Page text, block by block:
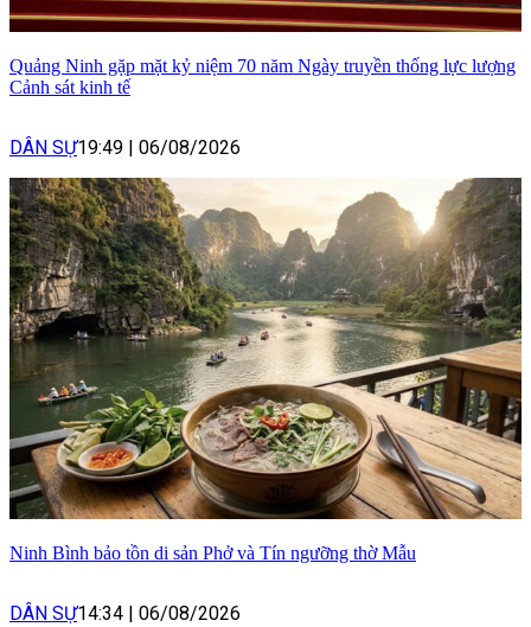
Quảng Ninh gặp mặt kỷ niệm 70 năm Ngày truyền thống lực lượng
Cảnh sát kinh tế
DÂN SỰ19:49 | 06/08/2026
Ninh Bình bảo tồn di sản Phở và Tín ngưỡng thờ Mẫu
DÂN SỰ14:34 | 06/08/2026